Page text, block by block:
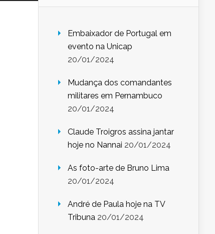
Embaixador de Portugal em
evento na Unicap
20/01/2024
Mudança dos comandantes
militares em Pernambuco
20/01/2024
Claude Troigros assina jantar
hoje no Nannai 20/01/2024
As foto-arte de Bruno Lima
20/01/2024
André de Paula hoje na TV
Tribuna 20/01/2024